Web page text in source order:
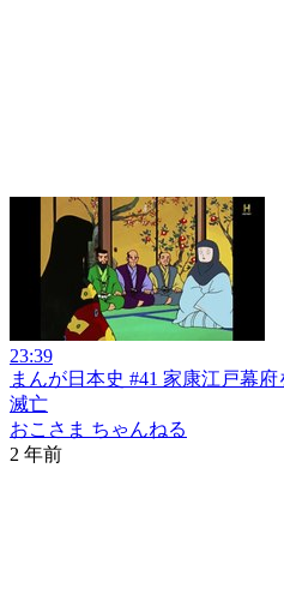
23:39
まんが日本史 #41 家康江戸幕
滅亡
おこさま ちゃんねる
2 年前